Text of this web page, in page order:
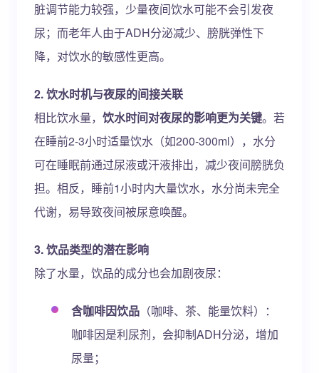
脏调节能力较强，少量夜间饮水可能不会引发夜
尿；而老年人由于ADH分泌减少、膀胱弹性下
降，对饮水的敏感性更高。
2. 饮水时机与夜尿的间接关联
相比饮水量， 饮水时间对夜尿的影响更为关键。若
在睡前2-3小时适量饮水（如200-300ml），水分
可在睡眠前通过尿液或汗液排出，减少夜间膀胱负
担。相反，睡前1小时内大量饮水，水分尚未完全
代谢，易导致夜间被尿意唤醒。
3. 饮品类型的潜在影响
除了水量，饮品的成分也会加剧夜尿：
含咖啡因饮品 （咖啡、茶、能量饮料）：
咖啡因是利尿剂，会抑制ADH分泌，增加
尿量；